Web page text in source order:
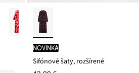
novinka
Šifónové šaty, rozšírené